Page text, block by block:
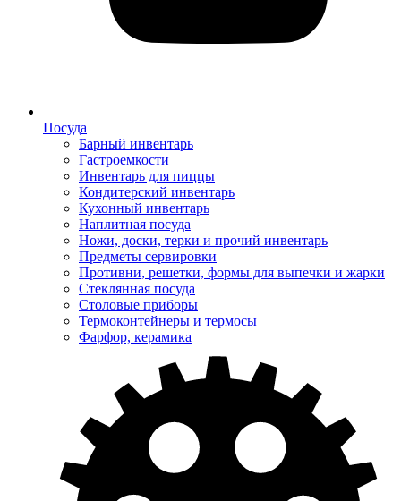
Посуда
Барный инвентарь
Гастроемкости
Инвентарь для пиццы
Кондитерский инвентарь
Кухонный инвентарь
Наплитная посуда
Ножи, доски, терки и прочий инвентарь
Предметы сервировки
Противни, решетки, формы для выпечки и жарки
Стеклянная посуда
Столовые приборы
Термоконтейнеры и термосы
Фарфор, керамика